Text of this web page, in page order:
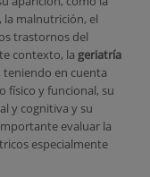
la malnutrición, el
trastornos del
contexto, la geriatría
en cuenta
físico y funcional, su
y cognitiva y su
evaluar la
especialmente